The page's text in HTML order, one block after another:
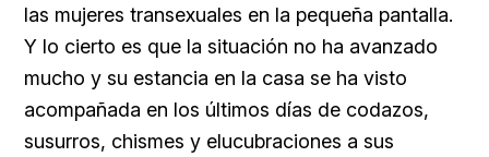
las mujeres transexuales en la pequeña pantalla.
Y lo cierto es que la situación no ha avanzado
mucho y su estancia en la casa se ha visto
acompañada en los últimos días de codazos,
susurros, chismes y elucubraciones a sus